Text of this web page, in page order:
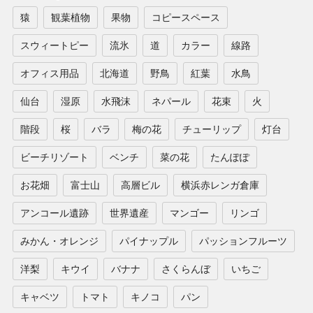
猿 観葉植物 果物 コピースペース
スウィートピー 流氷 道 カラー 線路
オフィス用品 北海道 野鳥 紅葉 水鳥
仙台 湿原 水飛沫 ネパール 花束 火
階段 桜 バラ 梅の花 チューリップ 灯台
ビーチリゾート ベンチ 菜の花 たんぽぽ
お花畑 富士山 高層ビル 横浜赤レンガ倉庫
アンコール遺跡 世界遺産 マンゴー リンゴ
みかん・オレンジ パイナップル パッションフルーツ
洋梨 キウイ バナナ さくらんぼ いちご
キャベツ トマト キノコ パン